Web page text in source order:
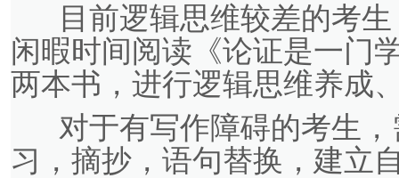
目前逻辑思维较差的考生
闲暇时间阅读《论证是一门
两本书，进行逻辑思维养成
对于有写作障碍的考生，
习，摘抄，语句替换，建立